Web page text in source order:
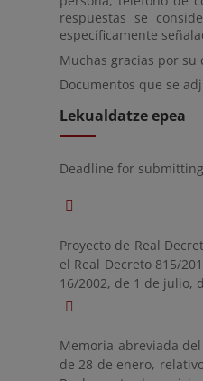
respuestas se
específicamente
Muchas gracias por su
Documentos que se
Lekualdatze epea
Deadline for
Proyecto de Real
el Real Decreto 815/
16/2002, de 1 de julio,
Memoria abreviada
de 28 de enero,